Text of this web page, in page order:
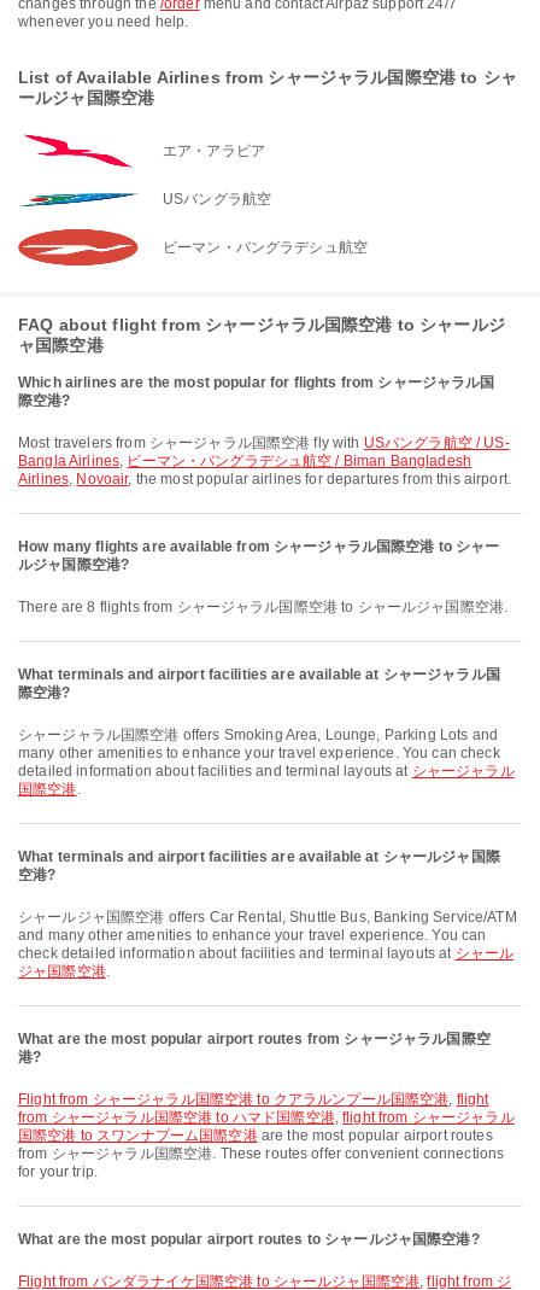
changes through the /ordermenu and contact Airpaz support 24/7
whenever you need help.
List of Available Airlines from シャージャラル国際空港 to シャ
ールジャ国際空港
エア・アラビア
USバングラ航空
ビーマン・バングラデシュ航空
FAQ about flight from シャージャラル国際空港 to シャールジ
ャ国際空港
Which airlines are the most popular for flights from シャージャラル国
際空港?
Most travelers from シャージャラル国際空港 fly with USバングラ航空 / US-
Bangla Airlines, ビーマン・バングラデシュ航空 / Biman Bangladesh
Airlines, Novoair, the most popular airlines for departures from this airport.
How many flights are available from シャージャラル国際空港 to シャー
ルジャ国際空港?
There are 8 flights from シャージャラル国際空港 to シャールジャ国際空港.
What terminals and airport facilities are available at シャージャラル国
際空港?
シャージャラル国際空港 offers Smoking Area, Lounge, Parking Lots and
many other amenities to enhance your travel experience. You can check
detailed information about facilities and terminal layouts at シャージャラル
国際空港.
What terminals and airport facilities are available at シャールジャ国際
空港?
シャールジャ国際空港 offers Car Rental, Shuttle Bus, Banking Service/ATM
and many other amenities to enhance your travel experience. You can
check detailed information about facilities and terminal layouts at シャール
ジャ国際空港.
What are the most popular airport routes from シャージャラル国際空
港?
flight from シャージャラル国際空港 to クアラルンプール国際空港, flight
from シャージャラル国際空港 to ハマド国際空港,flight from シャージャラル
国際空港 to スワンナプーム国際空港are the most popular airport routes
from シャージャラル国際空港. These routes offer convenient connections
for your trip.
What are the most popular airport routes to シャールジャ国際空港?
flight from バンダラナイケ国際空港 to シャールジャ国際空港,flight from ジ